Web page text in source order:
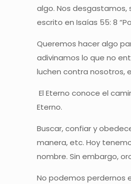
algo. Nos desgastamos,
escrito en Isaías 55: 8
Queremos hacer algo
adivinamos lo que no
luchen contra nosotros,
El Eterno conoce el
Eterno.
Buscar, confiar y
manera, etc. Hoy
nombre. Sin embargo,
No podemos perdernos